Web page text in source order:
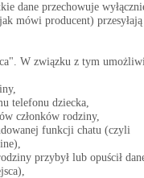
dane przechowuje
mówi producent) przesyłają
W związku z tym
telefonu dziecka,
członków rodziny,
funkcji chatu (czyli
przybył lub opuścił